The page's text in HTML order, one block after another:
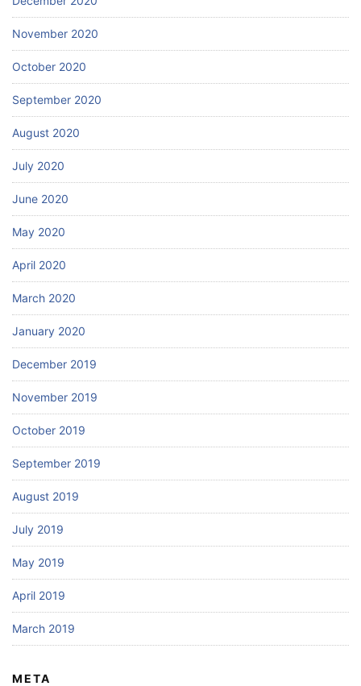
November 2020
October 2020
September 2020
August 2020
July 2020
June 2020
May 2020
April 2020
March 2020
January 2020
December 2019
November 2019
October 2019
September 2019
August 2019
July 2019
May 2019
April 2019
March 2019
META